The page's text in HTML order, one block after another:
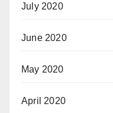
July 2020
June 2020
May 2020
April 2020